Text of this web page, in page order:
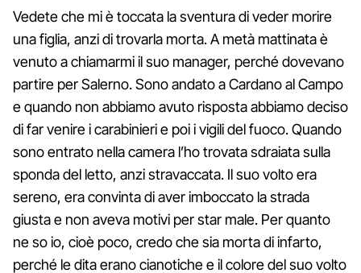
Vedete che mi è toccata la sventura di veder morire
una figlia, anzi di trovarla morta. A metà mattinata è
venuto a chiamarmi il suo manager, perché dovevano
partire per Salerno. Sono andato a Cardano al Campo
e quando non abbiamo avuto risposta abbiamo deciso
di far venire i carabinieri e poi i vigili del fuoco. Quando
sono entrato nella camera l’ho trovata sdraiata sulla
sponda del letto, anzi stravaccata. Il suo volto era
sereno, era convinta di aver imboccato la strada
giusta e non aveva motivi per star male. Per quanto
ne so io, cioè poco, credo che sia morta di infarto,
perché le dita erano cianotiche e il colore del suo volto